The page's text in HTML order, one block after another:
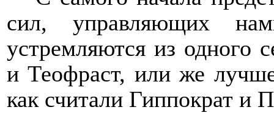
сил, управляющих
устремляются из одного
и Теофраст, или же
как считали Гиппократ и